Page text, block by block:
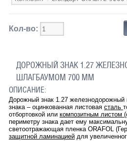
Кол-во:
ДОРОЖНЫЙ ЗНАК 1.27
ШЛАГБАУМОМ 700 ММ
ОПИСАНИЕ:
Дорожный знак 1.27
знака – оцинкованная листовая сталь
отбортовкой или композитным листом
периметру знака дает ему
светоотражающая пленка ORAFOL
защитной ламинациейдля